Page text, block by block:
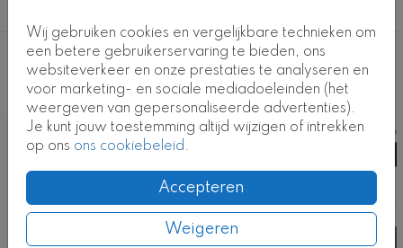
Wij gebruiken cookies en vergelijkbare technieken om
een betere gebruikerservaring te bieden, ons
websiteverkeer en onze prestaties te analyseren en
voor marketing- en sociale mediadoeleinden (het
weergeven van gepersonaliseerde advertenties).
Je kunt jouw toestemming altijd wijzigen of intrekken
op ons ons cookiebeleid.
Accepteren
Weigeren
Kaartcode: 0511bz-m
Deze ontwerpen vind je misschien ook
leuk
Kaart